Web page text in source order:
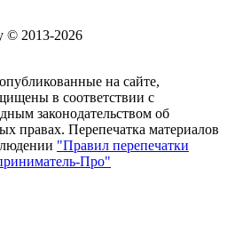
© 2013-2026
на сайте,
в соответствии с
законодательством об
правах. Перепечатка материалов
"Правил перепечатки
Про"